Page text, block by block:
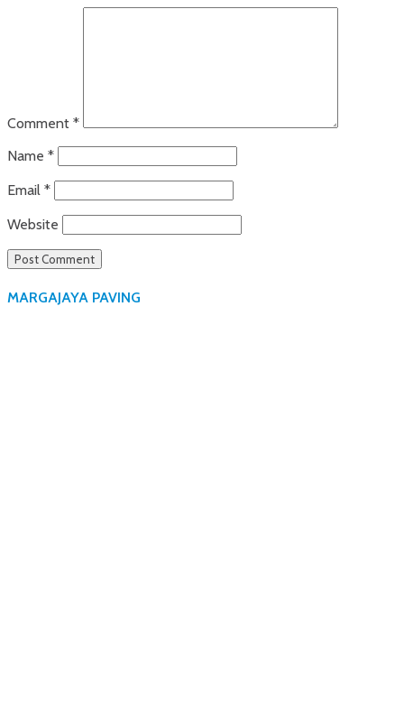
Comment *
Name *
Email *
Website
MARGAJAYA PAVING